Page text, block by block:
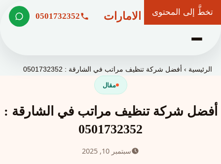
تخطَّ إلى المحتوى
شركة وعد الامارات 0501732352
الرئيسية ›أفضل شركة تنظيف مراتب في الشارقة : 0501732352
مقال
أفضل شركة تنظيف مراتب في الشارقة :
0501732352
سبتمبر 10, 2025